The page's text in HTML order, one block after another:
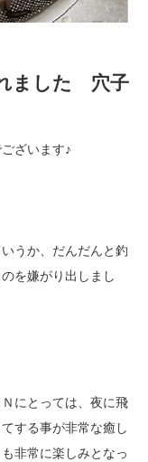
ました 穴子
ざいます♪
うか、だんだんと釣
を嫌がり出しまし
にとっては、夜に飛
する事が非常な癒し
非常に楽しみとなっ